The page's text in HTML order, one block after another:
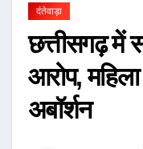
दंतेवाड़ा
छत्तीसगढ़ में
आरोप,
अबॉर्शन